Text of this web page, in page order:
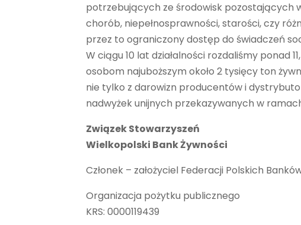
potrzebujących ze środowisk pozostających
chorób, niepełnosprawności, starości, czy
przez to ograniczony dostęp do świadczeń
W ciągu 10 lat działalności rozdaliśmy ponad
osobom najuboższym około 2 tysięcy ton
nie tylko z darowizn producentów i
nadwyżek unijnych przekazywanych w
Związek Stowarzyszeń
Wielkopolski Bank Żywności
Członek – założyciel Federacji Polskich
Organizacja pożytku publicznego
KRS: 0000119439